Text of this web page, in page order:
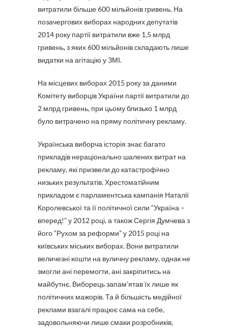
витратили більше 600 мільйонів гривень. На
позачергових виборах народних депутатів
2014 року партії витратили вже 1,5 млрд
гривень, з яких 600 мільйонів складають лише
видатки на агітацію у ЗМІ.
На місцевих виборах 2015 року за даними
Комітету виборців України партії витратили до
2 млрд гривень, при цьому близько 1 млрд
було витрачено на пряму політичну рекламу.
Українська виборча історія знає багато
прикладів нераціонально шалених витрат на
рекламу, які призвели до катастрофічно
низьких результатів. Хрестоматійним
прикладом є парламентська кампанія Наталії
Королевської та її політичної сили “Україна –
вперед!” у 2012 році, а також Сергія Думчева з
його “Рухом за реформи” у 2015 році на
київських міських виборах. Вони витратили
величезні кошти на вуличну рекламу, однак не
змогли ані перемогти, ані закріпитись на
майбутнє. Виборець запам’ятав їх лише як
політичних мажорів. Та й більшість медійної
реклами взагалі працює сама на себе,
задовольняючи лише смаки розробників,